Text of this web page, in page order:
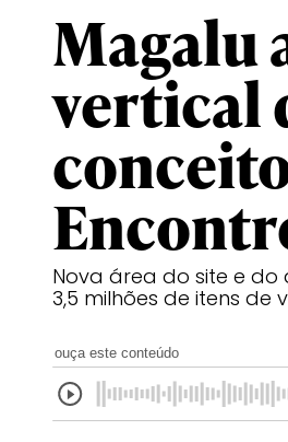
Magalu
vertical
Nova área do site e
3,5 milhões de itens de
ouça este conteúdo